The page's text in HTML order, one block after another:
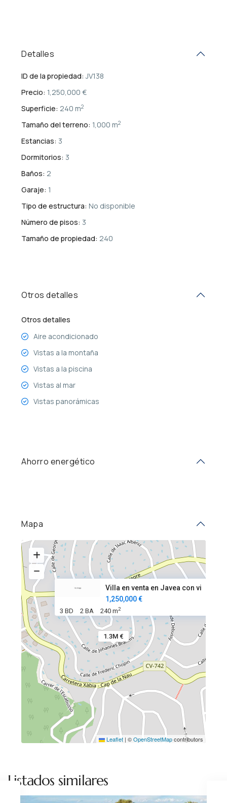
Detalles
ID de la propiedad: JV138
Precio: 1,250,000 €
Superficie: 240 m2
Tamaño del terreno: 1,000 m2
Estancias: 3
Dormitorios: 3
Baños: 2
Garaje: 1
Tipo de estructura: No disponible
Número de pisos: 3
Tamaño de propiedad: 240
Otros detalles
Otros detalles
Aire acondicionado
Vistas a la montaña
Vistas a la piscina
Vistas al mar
Vistas panorámicas
Ahorro energético
Mapa
1.3M €
Villa en venta en Javea con vi
1,250,000 €
3 BD 2 BA 240 m2
Leaflet | ©OpenStreetMapcontributors
Listados similares
mar
Jávea